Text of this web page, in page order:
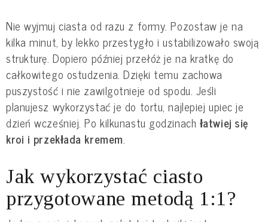
Nie wyjmuj ciasta od razu z formy. Pozostaw je na
kilka minut, by lekko przestygło i ustabilizowało swoją
strukturę. Dopiero później przełóż je na kratkę do
całkowitego ostudzenia. Dzięki temu zachowa
puszystość i nie zawilgotnieje od spodu. Jeśli
planujesz wykorzystać je do tortu, najlepiej upiec je
dzień wcześniej. Po kilkunastu godzinach łatwiej się
kroi i przekłada kremem.
Jak wykorzystać ciasto
przygotowane metodą 1:1?